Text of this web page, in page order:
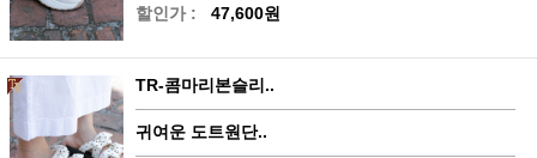
할인가 : 47,600원
TR-콤마리본슬리..
귀여운 도트원단..